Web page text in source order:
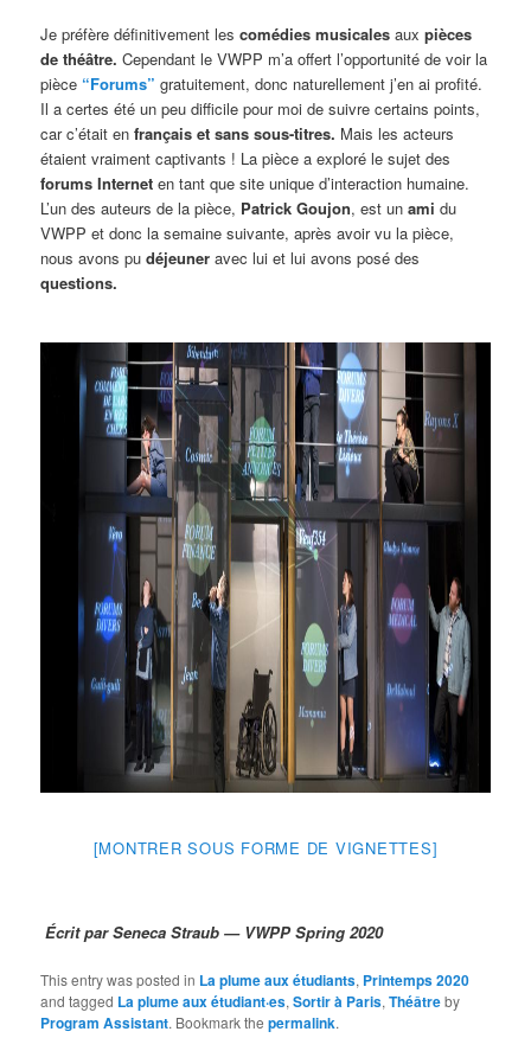
Je préfère définitivement lescomédies musicales auxpièces
de théâtre. Cependant le VWPP m’a offert l’opportunité de voir la
pièce “Forums” gratuitement, donc naturellement j’en ai profité.
Il a certes été un peu difficile pour moi de suivre certains points,
car c’était enfrançais et sans sous-titres. Mais les acteurs
étaient vraiment captivants ! La pièce a exploré le sujet des
forums Internet en tant que site unique d’interaction humaine.
L’un des auteurs de la pièce, Patrick Goujon, est unami du
VWPP et donc la semaine suivante, après avoir vu la pièce,
nous avons pudéjeuner avec lui et lui avons posé des
questions.
[MONTRER SOUS FORME DE VIGNETTES]
Écrit par Seneca Straub — VWPP Spring 2020
This entry was posted in La plume aux étudiants, Printemps 2020
and tagged La plume aux étudiant·es,Sortir à Paris,Théâtreby
Program Assistant. Bookmark thepermalink.